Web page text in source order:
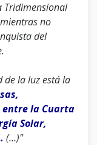
Tridimensional
no
del
de la luz está la
la Cuarta
Solar,
(…)"